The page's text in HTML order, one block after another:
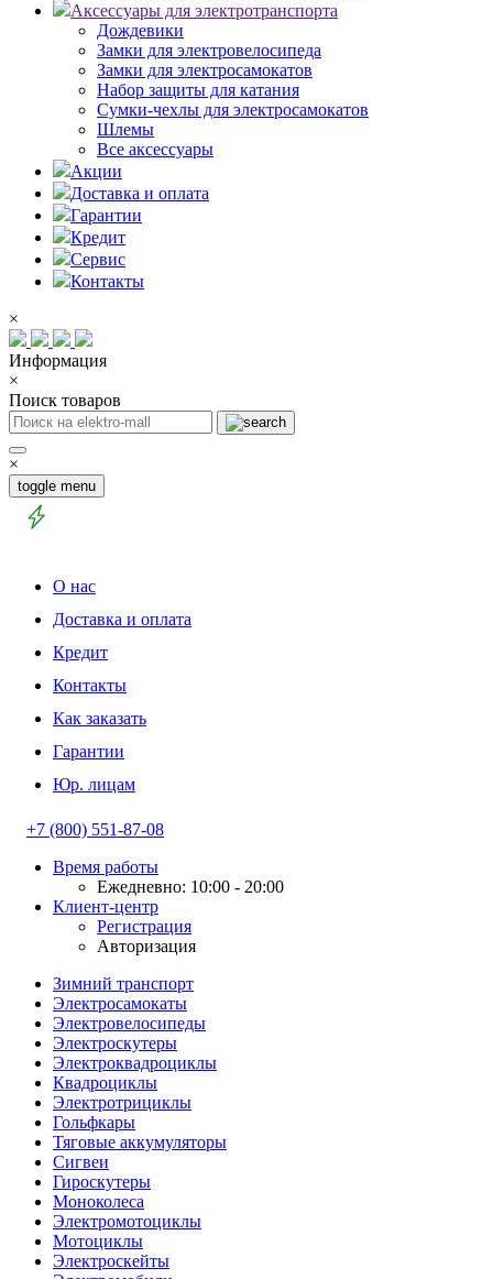
Аксессуары для электротранспорта
Дождевики
Замки для электровелосипеда
Замки для электросамокатов
Набор защиты для катания
Сумки-чехлы для электросамокатов
Шлемы
Все аксессуары
Акции
Доставка и оплата
Гарантии
Кредит
Сервис
Контакты
×
Информация
×
Поиск товаров
×
toggle menu
О нас
Доставка и оплата
Кредит
Контакты
Как заказать
Гарантии
Юр. лицам
+7 (800) 551-87-08
Время работы
Ежедневно: 10:00 - 20:00
Клиент-центр
Регистрация
Авторизация
Зимний транспорт
Электросамокаты
Электровелосипеды
Электроскутеры
Электроквадроциклы
Квадроциклы
Электротрициклы
Гольфкары
Тяговые аккумуляторы
Сигвеи
Гироскутеры
Моноколеса
Электромотоциклы
Мотоциклы
Электроскейты